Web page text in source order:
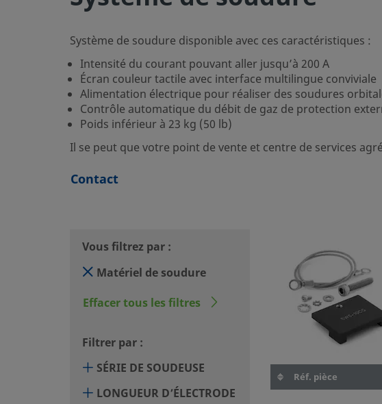
Système de soudure disponible avec ces caractéristiques :
Intensité du courant pouvant aller jusqu’à 200 A
Écran couleur tactile avec interface multilingue conviviale
Alimentation électrique pour réaliser des soudures
Contrôle automatique du débit de gaz de protection
Poids inférieur à 23 kg (50 lb)
Il se peut que votre point de vente et centre de services
Contact
Vous filtrez par :
Matériel de soudure
Effacer tous les filtres
Filtrer par :
SÉRIE DE SOUDEUSE
LONGUEUR D’ÉLECTRODE
Réf. pièce